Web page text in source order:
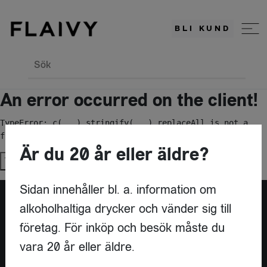
BLI KUND
Sök
An error occurred on the client!
TypeError: c(...).stringify(...).replaceAll is not a
function
Try again
Är du leverantör?
Är du 20 år eller äldre?
Sidan innehåller bl. a. information om
alkoholhaltiga drycker och vänder sig till
företag. För inköp och besök måste du
vara 20 år eller äldre.